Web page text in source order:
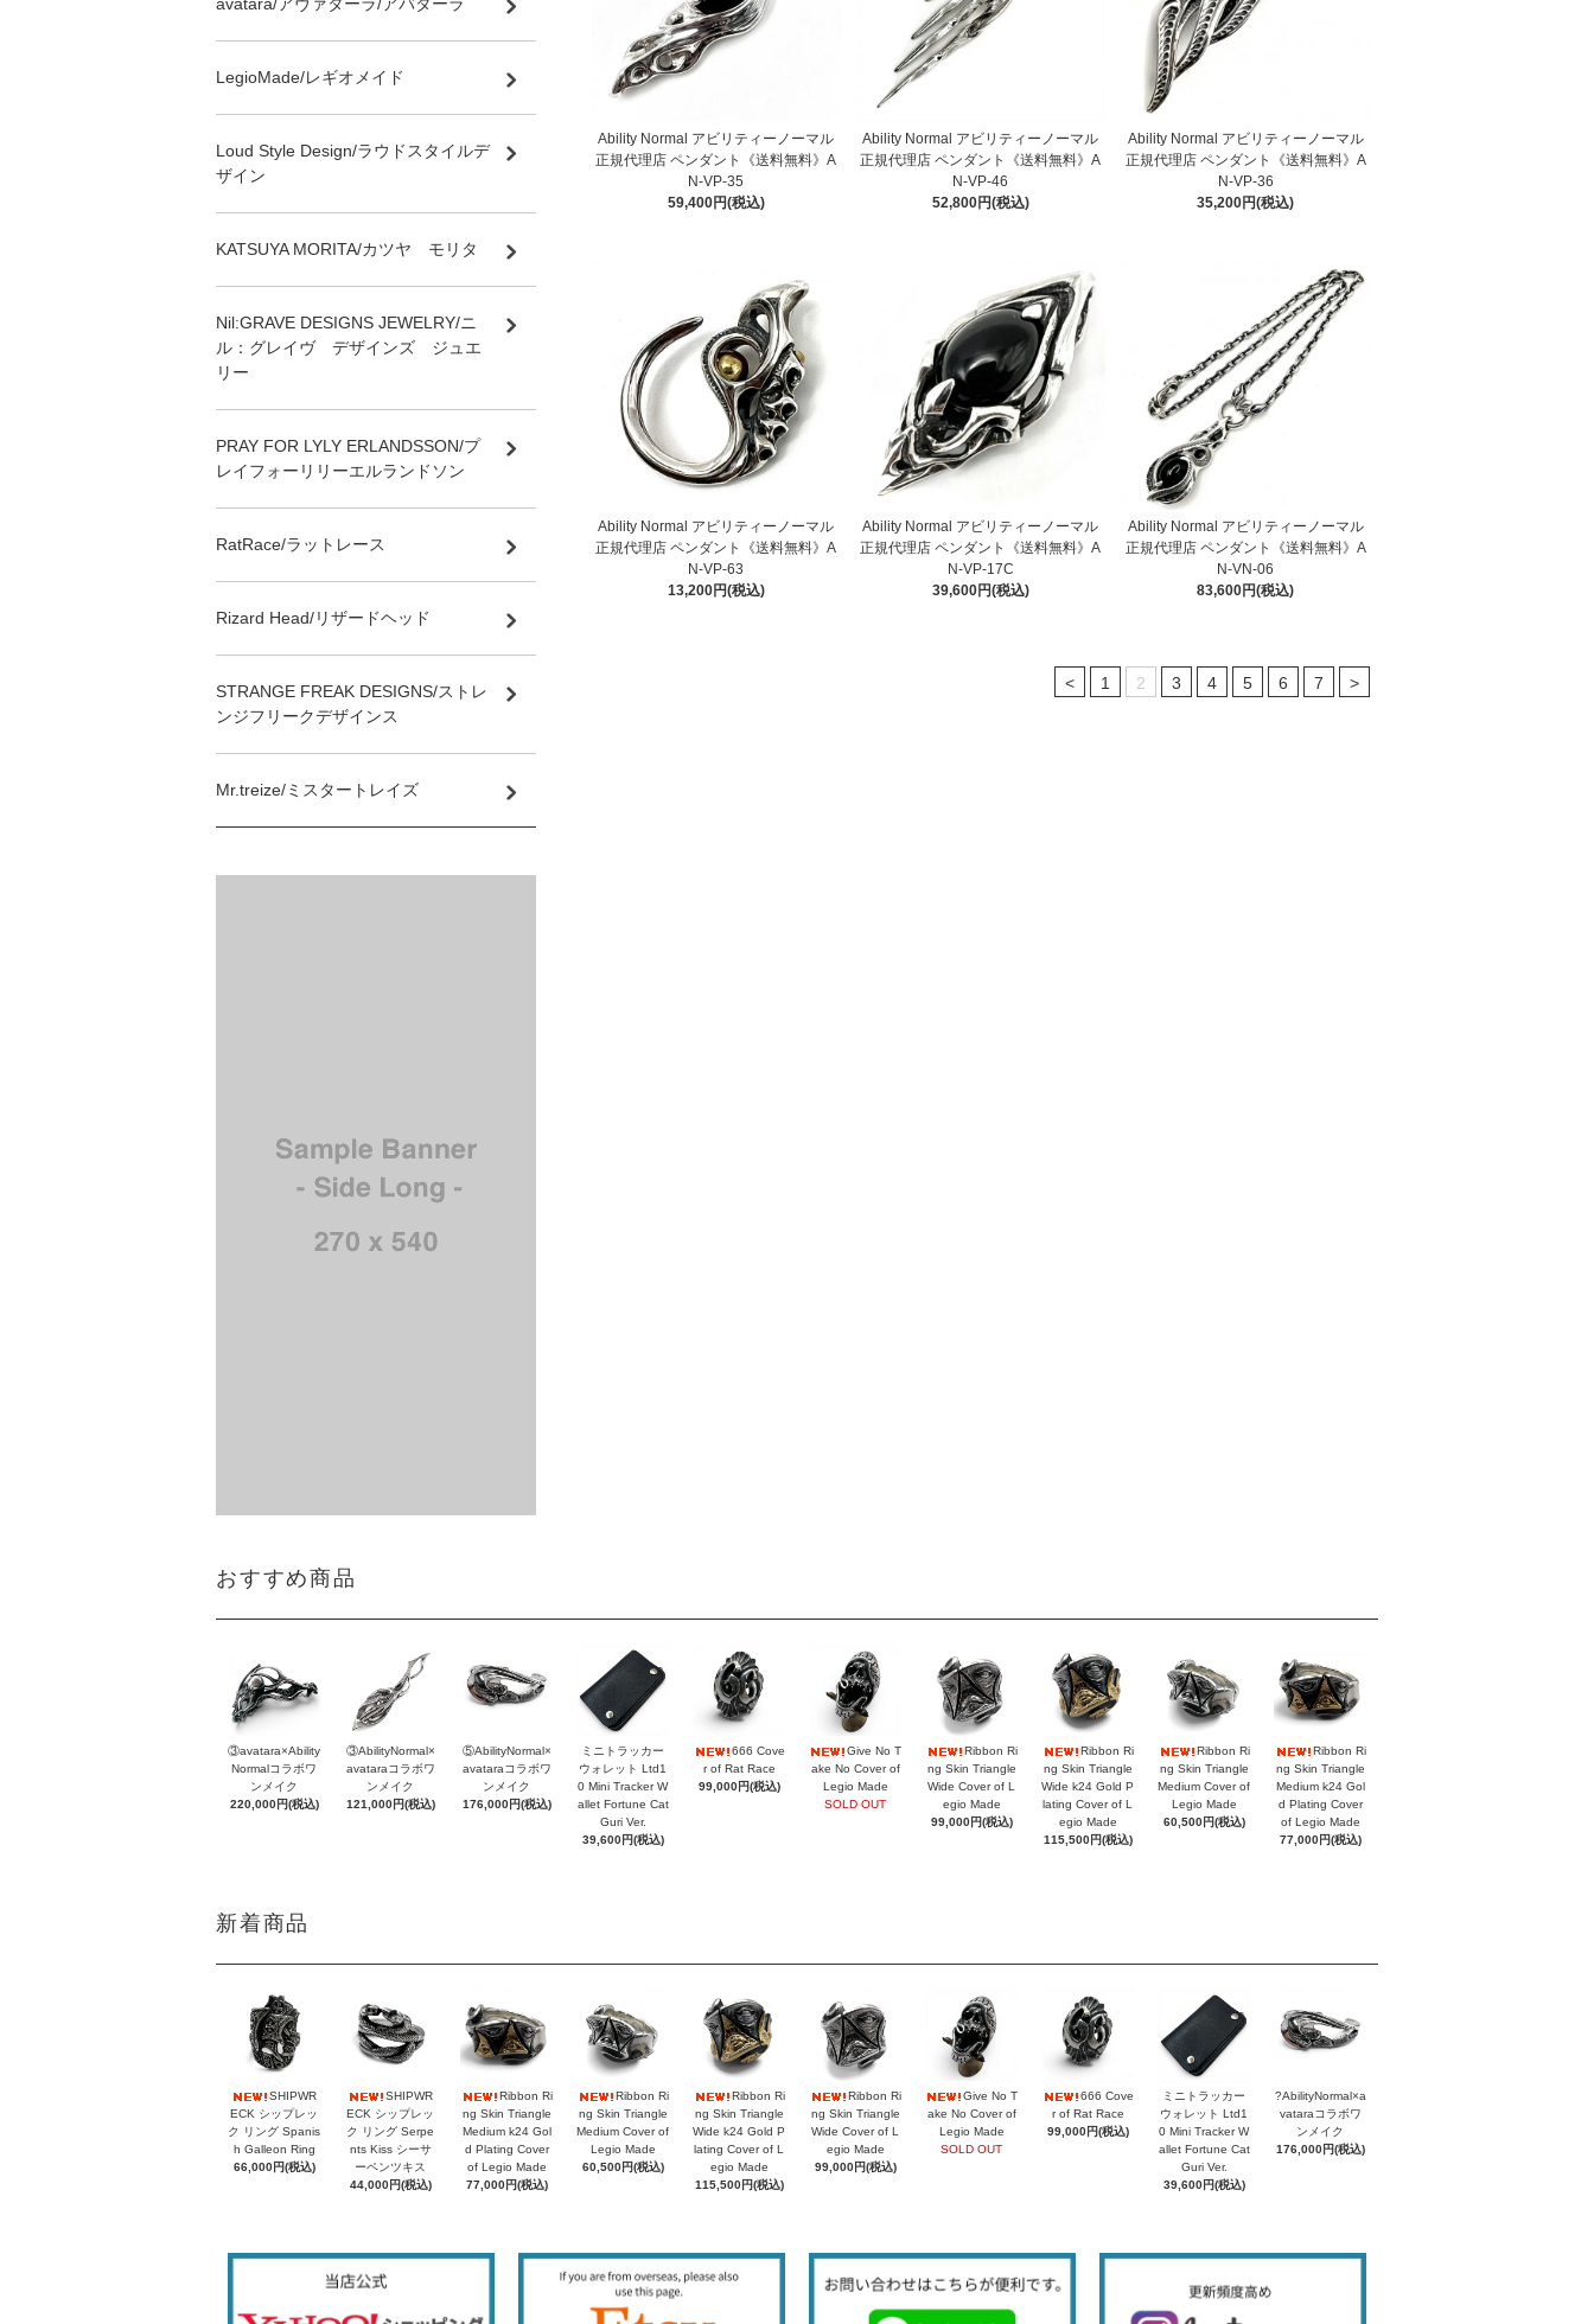
Ability Normal アビリティーノーマル
正規代理店 ペンダント《送料無料》A
N-VP-35
59,400円(税込)
Ability Normal アビリティーノーマル
正規代理店 ペンダント《送料無料》A
N-VP-46
52,800円(税込)
Ability Normal アビリティーノーマル
正規代理店 ペンダント《送料無料》A
N-VP-36
35,200円(税込)
Ability Normal アビリティーノーマル
正規代理店 ペンダント《送料無料》A
N-VP-63
13,200円(税込)
Ability Normal アビリティーノーマル
正規代理店 ペンダント《送料無料》A
N-VP-17C
39,600円(税込)
Ability Normal アビリティーノーマル
正規代理店 ペンダント《送料無料》A
N-VN-06
83,600円(税込)
< 1 2 3 4 5 6 7 >
avatara/アヴァターラ/アバターラ
LegioMade/レギオメイド
Loud Style Design/ラウドスタイルデ
ザイン
KATSUYA MORITA/カツヤ モリタ
Nil:GRAVE DESIGNS JEWELRY/ニ
ル：グレイヴ デザインズ ジュエ
リー
PRAY FOR LYLY ERLANDSSON/プ
レイフォーリリーエルランドソン
RatRace/ラットレース
Rizard Head/リザードヘッド
STRANGE FREAK DESIGNS/ストレ
ンジフリークデザインス
Mr.treize/ミスタートレイズ
おすすめ商品
③avatara×Ability
Normalコラボワ
ンメイク
220,000円(税込)
③AbilityNormal×
avataraコラボワ
ンメイク
121,000円(税込)
⑤AbilityNormal×
avataraコラボワ
ンメイク
176,000円(税込)
ミニトラッカー
ウォレット Ltd1
0 Mini Tracker W
allet Fortune Cat
Guri Ver.
39,600円(税込)
666 Cove
r of Rat Race
99,000円(税込)
Give No T
ake No Cover of
Legio Made
SOLD OUT
Ribbon Ri
ng Skin Triangle
Wide Cover of L
egio Made
99,000円(税込)
Ribbon Ri
ng Skin Triangle
Wide k24 Gold P
lating Cover of L
egio Made
115,500円(税込)
Ribbon Ri
ng Skin Triangle
Medium Cover of
Legio Made
60,500円(税込)
Ribbon Ri
ng Skin Triangle
Medium k24 Gol
d Plating Cover
of Legio Made
77,000円(税込)
新着商品
SHIPWR
ECK シップレッ
ク リング Spanis
h Galleon Ring
66,000円(税込)
SHIPWR
ECK シップレッ
ク リング Serpe
nts Kiss シーサ
ーペンツキス
44,000円(税込)
Ribbon Ri
ng Skin Triangle
Medium k24 Gol
d Plating Cover
of Legio Made
77,000円(税込)
Ribbon Ri
ng Skin Triangle
Medium Cover of
Legio Made
60,500円(税込)
Ribbon Ri
ng Skin Triangle
Wide k24 Gold P
lating Cover of L
egio Made
115,500円(税込)
Ribbon Ri
ng Skin Triangle
Wide Cover of L
egio Made
99,000円(税込)
Give No T
ake No Cover of
Legio Made
SOLD OUT
666 Cove
r of Rat Race
99,000円(税込)
ミニトラッカー
ウォレット Ltd1
0 Mini Tracker W
allet Fortune Cat
Guri Ver.
39,600円(税込)
?AbilityNormal×a
vataraコラボワ
ンメイク
176,000円(税込)